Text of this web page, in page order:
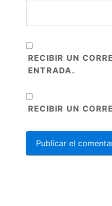
RECIBIR UN
ENTRADA.
RECIBIR UN